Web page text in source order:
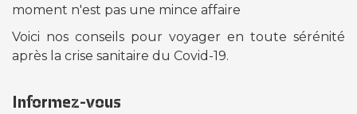
moment n'est pas une mince affaire
Voici nos conseils pour voyager en toute sérénité
après la crise sanitaire du Covid-19.
Informez-vous